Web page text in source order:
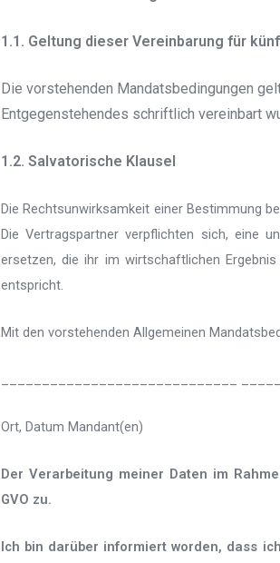
1.1. Geltung dieser Vereinbarung für
Die vorstehenden Mandatsbedingungen
Entgegenstehendes schriftlich vereinbart
1.2. Salvatorische Klausel
Die Rechtsunwirksamkeit einer Bestimmung
Die Vertragspartner verpflichten sich, eine
ersetzen, die ihr im wirtschaftlichen
entspricht.
Mit den vorstehenden Allgemeinen
Ort, Datum Mandant(en)
Der Verarbeitung meiner Daten im
GVO zu.
Ich bin darüber informiert worden, dass